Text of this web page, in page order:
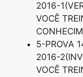
2016-
VOCÊ
5-PROVA
2016-
VOCÊ